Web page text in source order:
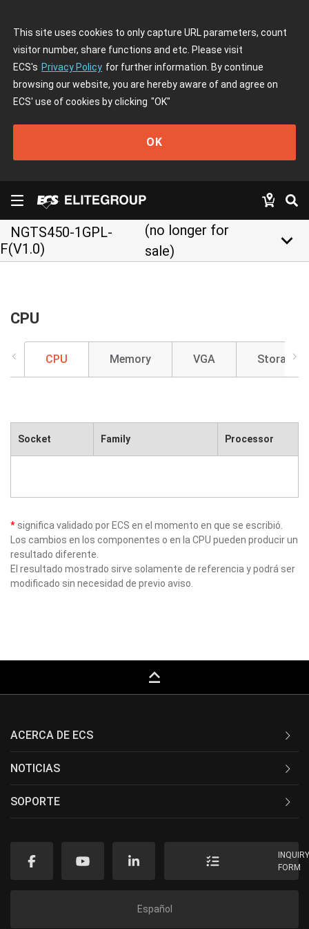
This site uses cookies to only capture URL parameters, count
visitor number, share functions and etc. Please visit
ECS's Privacy Policy for further information. By continue
browsing our website, you are hereby aware of and agree on
ECS' use of cookies by clicking "OK"
OK
NGTS450-1GPL-
F(V1.0)
(no longer for
sale)
keyboard_arrow_down
CPU
CPU Memory VGA Storage
Socket Family Processor
* significa validado por ECS en el momento en que se escribió.
Los cambios en los componentes o en la CPU pueden producir un
resultado diferente.
El resultado mostrado sirve solamente de referencia y podrá ser
modificado sin necesidad de previo aviso.
keyboard_capslock
ACERCA DE ECS
NOTICIAS
SOPORTE
FORM
Español